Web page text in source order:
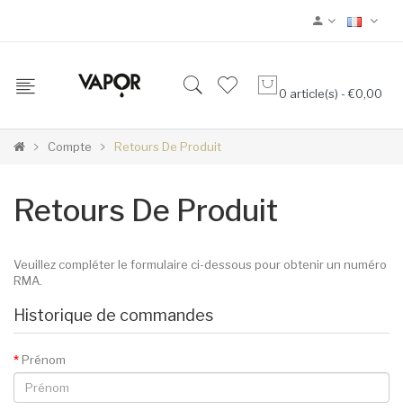
0 article(s) - €0,00
Compte Retours De Produit
Retours De Produit
Veuillez compléter le formulaire ci-dessous pour obtenir un numéro
RMA.
Historique de commandes
Prénom